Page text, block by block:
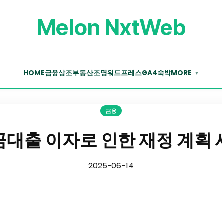
Melon NxtWeb
HOME금융상조부동산조명워드프레스GA4숙박MORE ▼
금융
대출 이자로 인한 재정 계획
2025-06-14